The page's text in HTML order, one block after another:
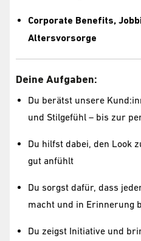
Corporate Benefits,
Altersvorsorge
Deine Aufgaben:
Du berätst unsere
und Stilgefühl – bis zur
Du hilfst dabei, den Look
gut anfühlt
Du sorgst dafür, dass
macht und in Erinnerung
Du zeigst Initiative und